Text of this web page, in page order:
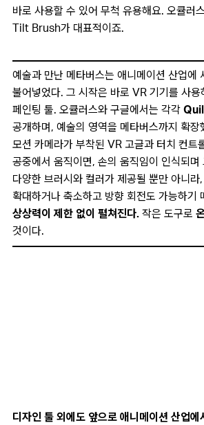
바로 사용할 수 있어 무척 유용해요. 오큘러
Tilt Brush가 대표적이죠.
예술과 만난 메타버스는 애니메이션 산업에
불어넣었다. 그 시작은 바로 VR 기기를 사용
페인팅 툴. 오큘러스와 구글에서는 각각 Quill
공개하며, 예술의 영역을 메타버스까지 확장
모션 카메라가 부착된 VR 고글과 터치 컨트
공중에서 움직이면, 손의 움직임이 인식되며
다양한 브러시와 컬러가 제공될 뿐만 아니라
확대하거나 축소하고 방향 회전도 가능하기
상상력이 제한 없이 펼쳐진다. 작은 도구로
것이다.
디자인 툴 외에도 앞으로 애니메이션 산업에